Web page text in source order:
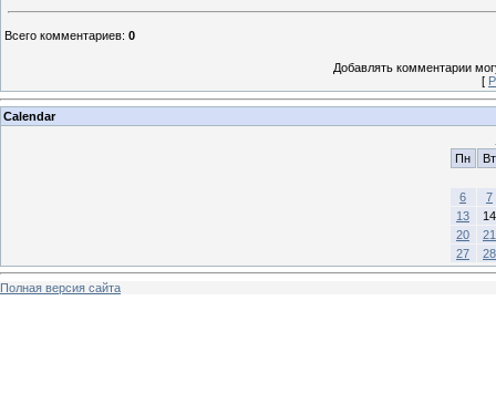
Всего комментариев: 0
Добавлять комментарии
[
Calendar
Пн
Вт
6
7
13
14
20
21
27
28
Полная версия сайта